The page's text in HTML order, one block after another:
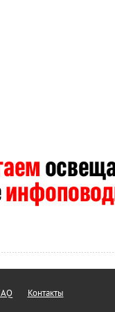
Контакты